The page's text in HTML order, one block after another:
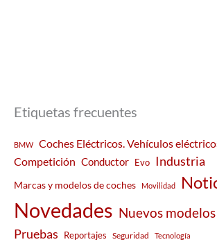
Etiquetas frecuentes
BMW
Coches Eléctricos. Vehículos
Competición Conductor Evo Industria
Marcas y modelos de coches Movilidad
Novedades Nuevos modelos
Pruebas Reportajes Seguridad Tecnología